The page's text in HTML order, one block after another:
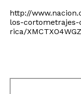
http://
los-cortometrajes-
rica/